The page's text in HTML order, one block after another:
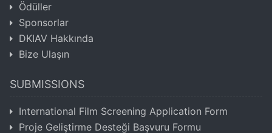
Ödüller
Sponsorlar
DKIAV Hakkında
Bize Ulaşın
SUBMISSIONS
International Film Screening Application Form
Proje Geliştirme Desteği Başvuru Formu